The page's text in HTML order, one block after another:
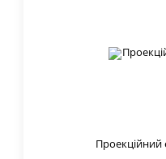
Проекційний